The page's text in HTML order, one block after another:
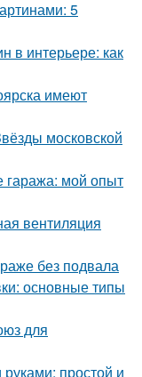
5
в интерьере: как
имеют
московской
гаража: мой опыт
вентиляция
без подвала
основные типы
для
простой и